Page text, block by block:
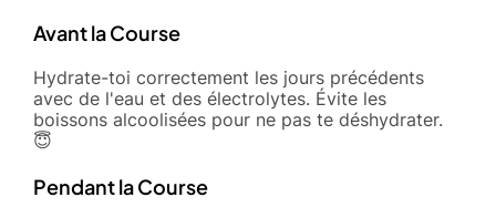
Avant la Course
Hydrate-toi correctement les jours précédents
avec de l'eau et des électrolytes. Évite les
boissons alcoolisées pour ne pas te déshydrater.
😇
Pendant la Course